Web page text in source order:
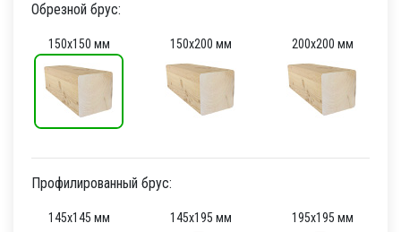
Обрезной брус:
150х150 мм 150х200 мм 200х200 мм
Профилированный брус:
145х145 мм 145х195 мм 195х195 мм